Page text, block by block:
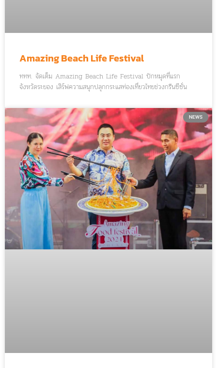
Amazing Beach Life Festival
ททท. จัดเต็ม Amazing Beach Life Festival ปักหมุดที่แรก
จังหวัดระยอง เสิร์ฟความสนุกปลุกกระแสท่องเที่ยวไทยช่วงกรีนซีซั่น
NEWS